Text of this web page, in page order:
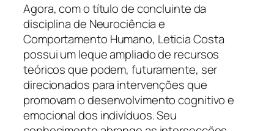
Agora, com o título de concluinte da
disciplina de Neurociência e
Comportamento Humano, Leticia Costa
possui um leque ampliado de recursos
teóricos que podem, futuramente, ser
direcionados para intervenções que
promovam o desenvolvimento cognitivo e
emocional dos indivíduos. Seu